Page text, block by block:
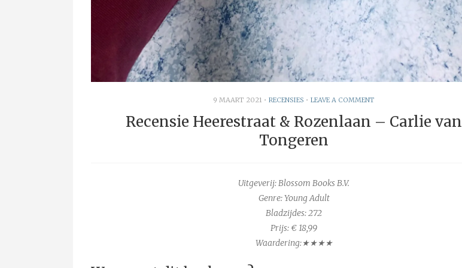
9 MAART 2021 •RECENSIES •LEAVE A COMMENT
Recensie Heerestraat & Rozenlaan – Carlie van
Tongeren
Uitgeverij: Blossom Books B.V.
Genre: Young Adult
Bladzijdes: 272
Prijs: € 18,99
Waardering:★★★★